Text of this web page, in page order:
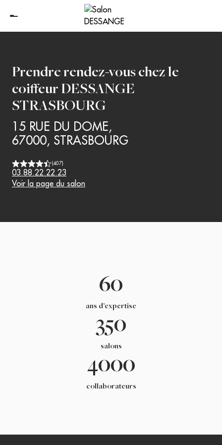
Prendre rendez-vous chez le
coiffeur DESSANGE
STRASBOURG
15 RUE DU DOME,
67000, STRASBOURG
(407)
03.88.22.22.23
Voir la page du salon
60
ans d’expertise
350
salons
4000
collaborateurs